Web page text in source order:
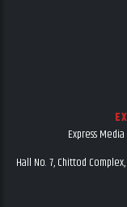
Express
Hall No. 7, Chittod